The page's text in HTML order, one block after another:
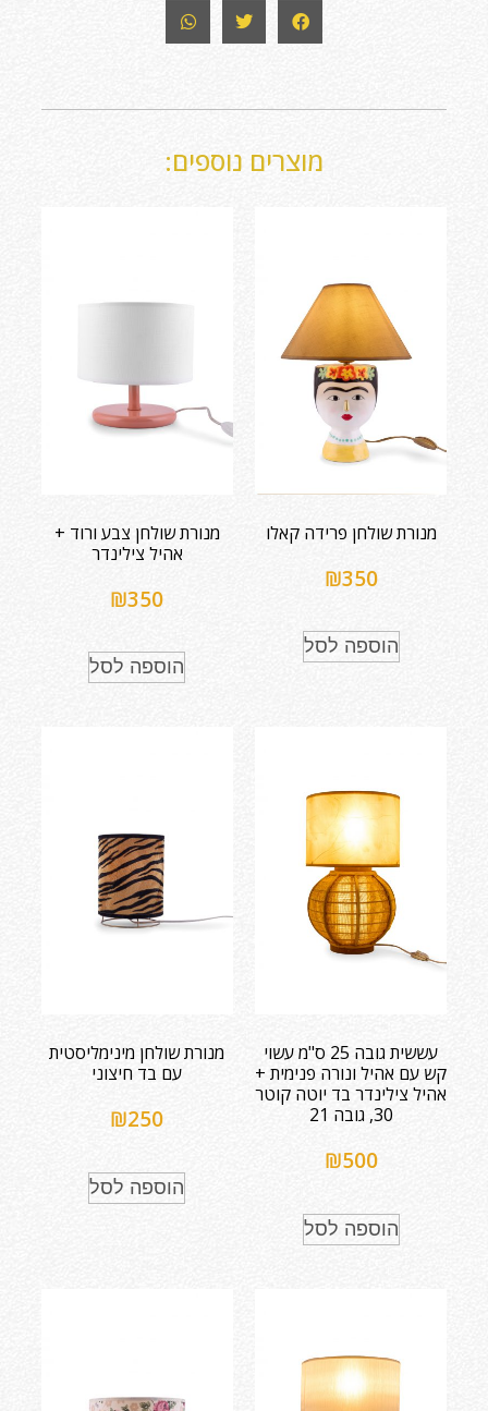
מוצרים נוספים:
מנורת שולחן פרידה קאלו
₪350
הוספה לסל
מנורת שולחן צבע ורוד +
אהיל צילינדר
₪350
הוספה לסל
עששית גובה 25 ס"מ עשוי
קש עם אהיל ונורה פנימית +
אהיל צילינדר בד יוטה קוטר
30, גובה 21
₪500
הוספה לסל
מנורת שולחן מינימליסטית
עם בד חיצוני
₪250
הוספה לסל